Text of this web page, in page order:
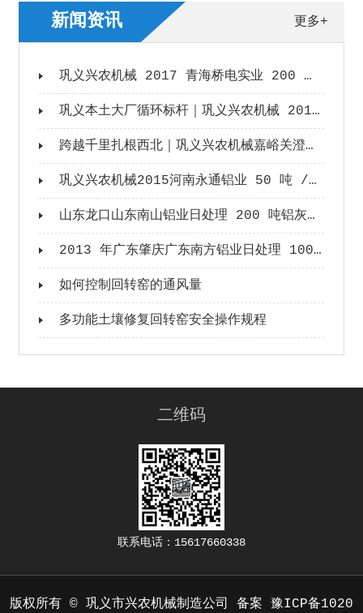
更多+
新闻资讯
巩义兴农机械 2017 青海桥电实业 200 吨铝灰资源化产线落地纪实
巩义本土大厂循环标杆｜巩义兴农机械 2016 河南鑫泰铝业 200 吨 / 日铝灰资源化产线纪实
跨越千里扎根西北｜巩义兴农机械嘉峪关澄宇金属 100 吨铝灰生产线标杆项目纪实
巩义兴农机械2015河南永通铝业 50 吨 / 日铝灰资源化成套生产线落地项目
山东龙口山东南山铝业日处理 200 吨铝灰成套资源化生产线
2013 年广东肇庆广东南方铝业日处理 100 吨铝灰成套生产线落地案例
如何控制回转窑的通风量
多功能土壤修复回转窑安全操作规程
二维码
联系电话：15617660338
版权所有 © 巩义市兴农机械制造公司 备案 豫ICP备1020